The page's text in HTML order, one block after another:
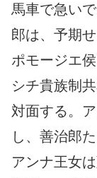
馬車で急い
郎は、予期
ポモージエ
シチ貴族制
対面する。
し、善治郎
アンナ王女